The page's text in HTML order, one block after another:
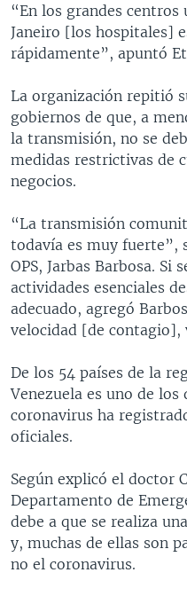
“En los grandes
Janeiro [los hospitales]
rápidamente”, apuntó
La organización repitió
gobiernos de que, a
la transmisión, no se
medidas restrictivas de
negocios.
“La transmisión
todavía es muy fuerte”,
OPS, Jarbas Barbosa. Si
actividades esenciales
adecuado, agregó
velocidad [de contagio],
De los 54 países de la
Venezuela es uno de
coronavirus ha
oficiales.
Según explicó el doctor
Departamento de
debe a que se realiza
y, muchas de ellas son
no el coronavirus.